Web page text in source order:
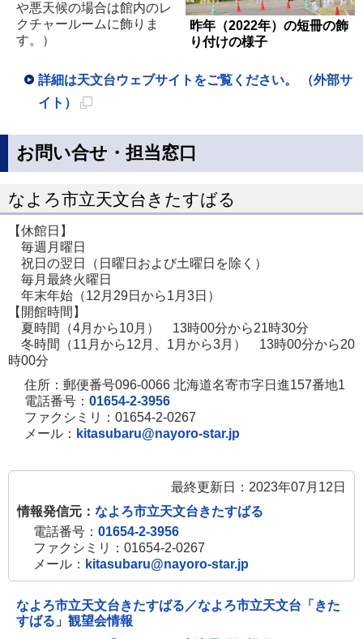
昨年（2022年）の短冊の飾
り付けの様子
や悪天候の場合は館内のレ
クチャールームに飾りま
す。）
詳細は天文台ウェブサイトをご覧ください。 （外部サ
イト）
規
ー
ジ
開
き
ま
す
お問い合せ・担当窓口
なよろ市立天文台きたすばる
【休館日】
毎週月曜日
祝日の翌日（日曜日および土曜日を除く）
毎月最終火曜日
年末年始（12月29日から1月3日）
【開館時間】
夏時間（4月から10月） 13時00分から21時30分
冬時間（11月から12月、1月から3月） 13時00分から20
時00分
住所：郵便番号096-0066 北海道名寄市字日進157番地1
電話番号： 01654-2-3956
ファクシミリ：01654-2-0267
メール： kitasubaru@nayoro-star.jp
最終更新日：2023年07月12日
情報発信元： なよろ市立天文台きたすばる
電話番号： 01654-2-3956
ファクシミリ：01654-2-0267
メール： kitasubaru@nayoro-star.jp
なよろ市立天文台きたすばる／なよろ市立天文台「きた
すばる」観望会情報